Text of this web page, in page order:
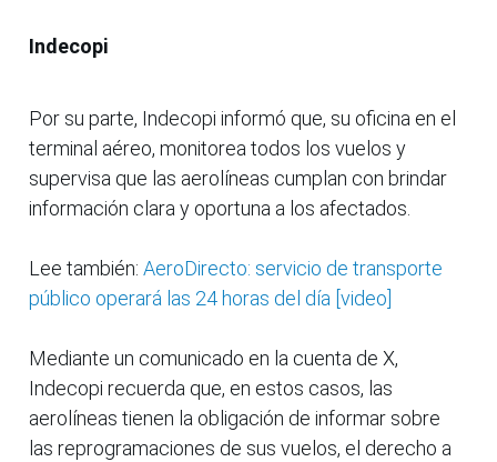
Indecopi
Por su parte, Indecopi informó que, su oficina en el
terminal aéreo, monitorea todos los vuelos y
supervisa que las aerolíneas cumplan con brindar
información clara y oportuna a los afectados.
Lee también: AeroDirecto: servicio de transporte
público operará las 24 horas del día [video]
Mediante un comunicado en la cuenta de X,
Indecopi recuerda que, en estos casos, las
aerolíneas tienen la obligación de informar sobre
las reprogramaciones de sus vuelos, el derecho a